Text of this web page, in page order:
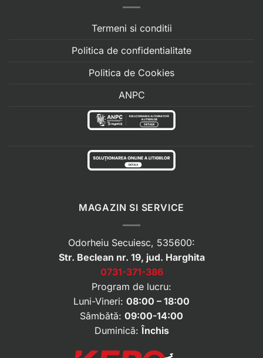
Termeni si conditii
Politica de confidentialitate
Politica de Cookies
ANPC
MAGAZIN SI SERVICE
Odorheiu Secuiesc, 535600:
Str. Beclean nr. 19, jud. Harghita
0731-371-386
Program de lucru:
Luni-Vineri: 08:00 – 18:00
Sâmbătă: 09:00-14:00
Duminică:Închis